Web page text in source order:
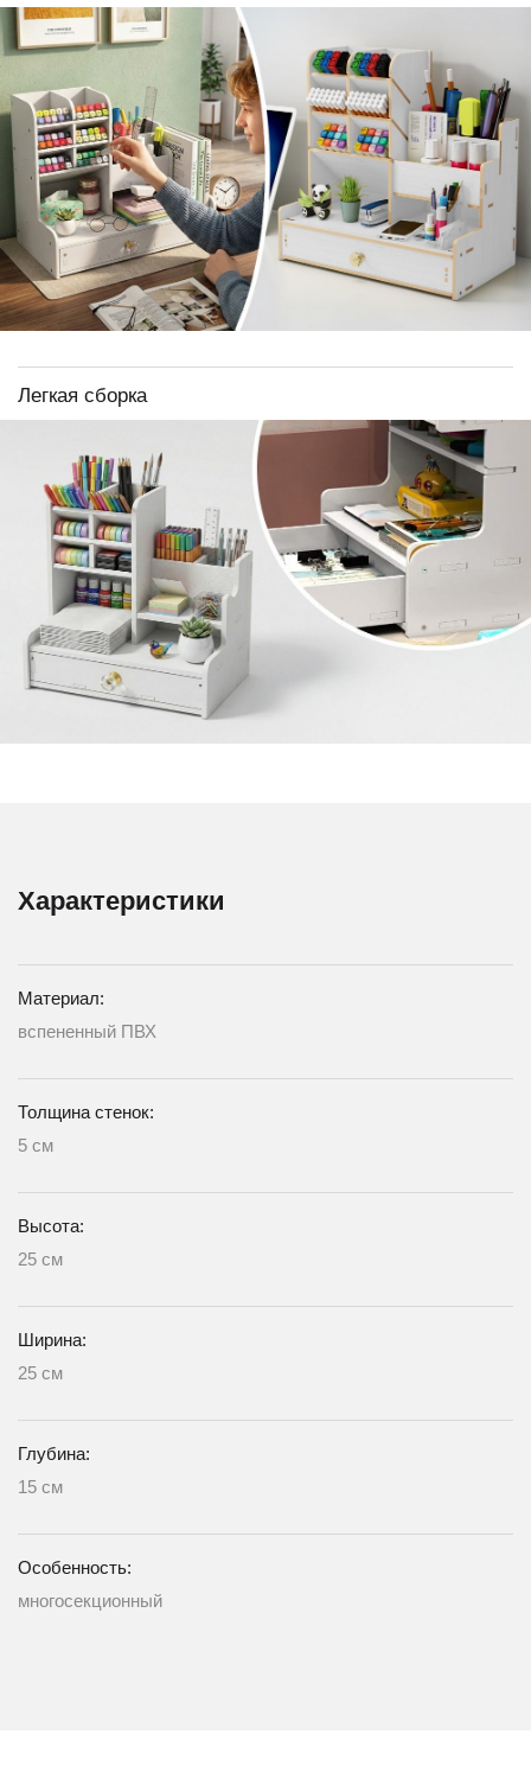
Легкая сборка
Характеристики
Материал:
вспененный ПВХ
Толщина стенок:
5 см
Высота:
25 см
Ширина:
25 см
Глубина:
15 см
Особенность:
многосекционный